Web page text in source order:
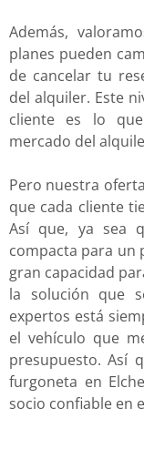
Además,
planes pueden
de cancelar tu
del alquiler. Este
cliente es lo
mercado del
Pero nuestra
que cada cliente
Así que, ya sea
compacta para un
gran capacidad
la solución que
expertos está
el vehículo que
presupuesto. Así
furgoneta en
socio confiable en